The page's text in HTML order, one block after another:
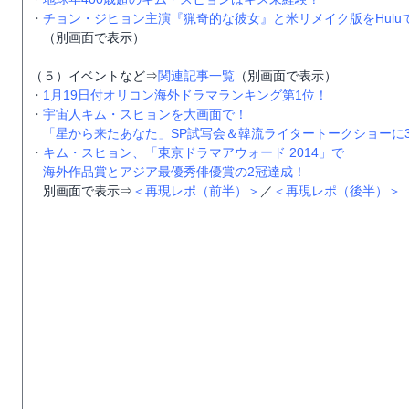
・ チョン・ジヒョン主演『猟奇的な彼女』と米リメイク版をHulu
（別画面で表示）
（５）イベントなど⇒関連記事一覧 （別画面で表示）
・ 1月19日付オリコン海外ドラマランキング第1位！
・ 宇宙人キム・スヒョンを大画面で！
「星から来たあなた」SP試写会＆韓流ライタートークショーに
・ キム・スヒョン、「東京ドラマアウォード 2014」で
海外作品賞とアジア最優秀俳優賞の2冠達成！
別画面で表示⇒ ＜再現レポ（前半）＞ ／ ＜再現レポ（後半）＞